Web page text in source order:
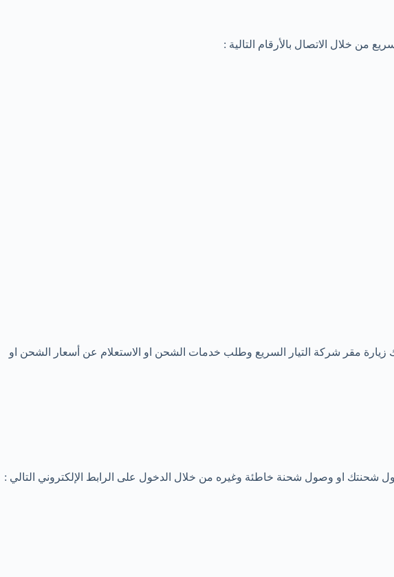
من خلال الاتصال بالأرقام التالية :
زيارة مقر شركة التيار السريع وطلب خدمات الشحن او الاستعلام عن أسعار الشحن او
شحنتك او وصول شحنة خاطئة وغيره من خلال الدخول على الرابط الإلكتروني التالي :